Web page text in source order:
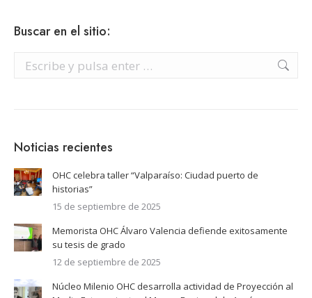
Buscar en el sitio:
Buscar:
Noticias recientes
OHC celebra taller “Valparaíso: Ciudad puerto de
historias”
15 de septiembre de 2025
Memorista OHC Álvaro Valencia defiende exitosamente
su tesis de grado
12 de septiembre de 2025
Núcleo Milenio OHC desarrolla actividad de Proyección al